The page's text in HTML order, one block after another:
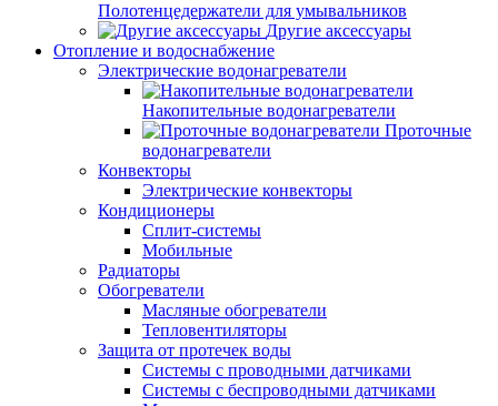
Полотенцедержатели для умывальников
Другие аксессуары
Отопление и водоснабжение
Электрические водонагреватели
Накопительные водонагреватели
Проточные
водонагреватели
Конвекторы
Электрические конвекторы
Кондиционеры
Сплит-системы
Мобильные
Радиаторы
Обогреватели
Масляные обогреватели
Тепловентиляторы
Защита от протечек воды
Системы с проводными датчиками
Системы с беспроводными датчиками